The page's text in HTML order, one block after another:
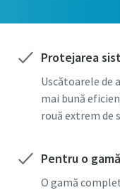
Protejarea
Uscătoarele de
mai bună
rouă extrem de
Pentru o
O gamă